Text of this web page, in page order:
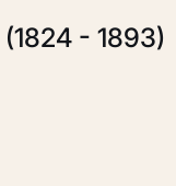
- 1893)